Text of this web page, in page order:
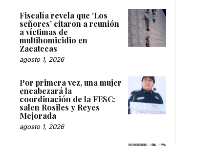
Fiscalía revela que ‘Los
señores’ citaron a reunión
a víctimas de
multihomicidio en
Zacatecas
agosto 1, 2026
Por primera vez, una mujer
encabezará la
coordinación de la FESC;
salen Rosiles y Reyes
Mejorada
agosto 1, 2026